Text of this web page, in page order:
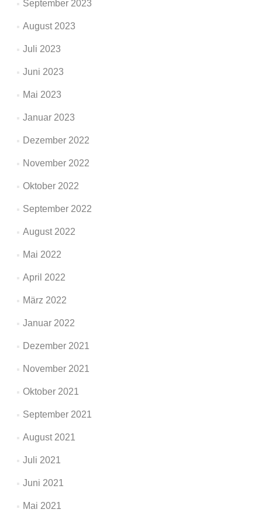
September 2023
August 2023
Juli 2023
Juni 2023
Mai 2023
Januar 2023
Dezember 2022
November 2022
Oktober 2022
September 2022
August 2022
Mai 2022
April 2022
März 2022
Januar 2022
Dezember 2021
November 2021
Oktober 2021
September 2021
August 2021
Juli 2021
Juni 2021
Mai 2021